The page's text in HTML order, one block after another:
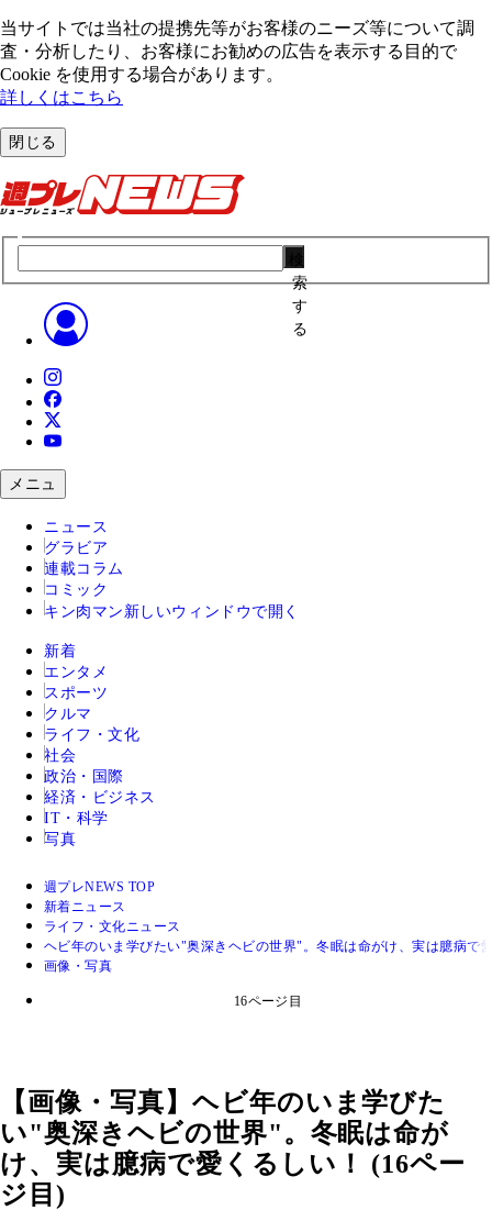
当サイトでは当社の提携先等がお客様のニーズ等について調
査・分析したり、お客様にお勧めの広告を表⽰する⽬的で
Cookie を使⽤する場合があります。
詳しくはこちら
閉じる
索
す
る
メニュ
ニュース
グラビア
連載コラム
コミック
キン肉マン 新しいウィンドウで開く
新着
エンタメ
スポーツ
クルマ
ライフ・文化
社会
政治・国際
経済・ビジネス
IT・科学
写真
週プレNEWS TOP
新着ニュース
ライフ・文化ニュース
ヘビ年のいま学びたい"奥深きヘビの世界"。冬眠は命がけ、実は臆病で
画像・写真
16ページ目
【画像・写真】ヘビ年のいま学びた
い"奥深きヘビの世界"。冬眠は命が
け、実は臆病で愛くるしい！ (16ペー
ジ目)